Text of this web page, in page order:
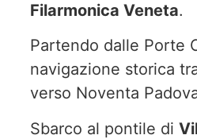
Filarmonica Veneta.
Partendo dalle Porte
navigazione storica
verso Noventa
Sbarco al pontile di